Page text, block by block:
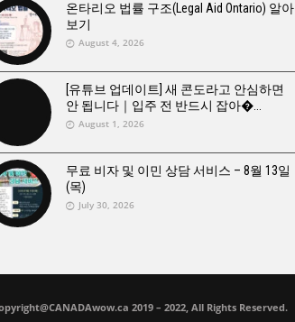
온타리오 법률 구조(Legal Aid Ontario) 알아
보기
August 4, 2026
[유튜브 업데이트] 새 콘도라고 안심하면
안 됩니다｜입주 전 반드시 잡아�
August 1, 2026
무료 비자 및 이민 상담 서비스 – 8월 13일
(목)
July 30, 2026
2019 – 2022, All Rights Reserved.